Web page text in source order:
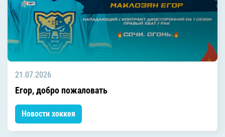
21.07.2026
Егор, добро пожаловать
Новости хоккея